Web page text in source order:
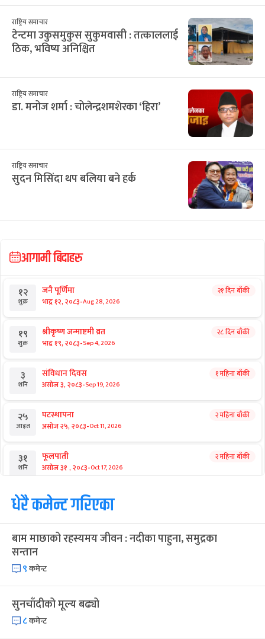
राष्ट्रिय समाचार
टेन्टमा उकुसमुकुस सुकुमवासी : तत्काललाई
ठिक, भविष्य अनिश्चित
राष्ट्रिय समाचार
डा. मनोज शर्मा : चोलेन्द्रशमशेरका ‘हिरा’
राष्ट्रिय समाचार
सुदन मिसिंदा थप बलिया बने हर्क
आगामी बिदाहरु
१२
शुक्र
जनै पूर्णिमा
भाद्र १२, २०८३-Aug 28, 2026
२१ दिन बाँकी
१९
शुक्र
श्रीकृष्ण जन्माष्टमी व्रत
भाद्र १९, २०८३-Sep 4, 2026
२८ दिन बाँकी
३
शनि
संविधान दिवस
असोज ३, २०८३-Sep 19, 2026
१ महिना बाँकी
२५
आइत
घटस्थापना
असोज २५, २०८३-Oct 11, 2026
२ महिना बाँकी
३१
शनि
फूलपाती
असोज ३१ , २०८३-Oct 17, 2026
२ महिना बाँकी
१
आइत
कार्तिक सङ्क्रान्ति
कार्तिक १, २०८३-Oct 18, 2026
३
मंगल
महानवमी २ महिना बाँकी
४
५ पापा‌ङ्कुशा एकादशी व्रत
धेरै कमेन्ट गरिएका
बाम माछाको रहस्यमय जीवन : नदीका पाहुना, समुद्रका
सन्तान
९कमेन्ट
सुनचाँदीको मूल्य बढ्यो
८कमेन्ट